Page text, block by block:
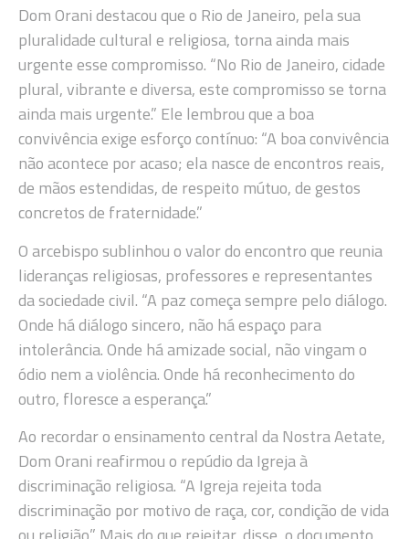
Dom Orani destacou que o Rio de Janeiro, pela sua
pluralidade cultural e religiosa, torna ainda mais
urgente esse compromisso. “No Rio de Janeiro, cidade
plural, vibrante e diversa, este compromisso se torna
ainda mais urgente.” Ele lembrou que a boa
convivência exige esforço contínuo: “A boa convivência
não acontece por acaso; ela nasce de encontros reais,
de mãos estendidas, de respeito mútuo, de gestos
concretos de fraternidade.”
O arcebispo sublinhou o valor do encontro que reunia
lideranças religiosas, professores e representantes
da sociedade civil. “A paz começa sempre pelo diálogo.
Onde há diálogo sincero, não há espaço para
intolerância. Onde há amizade social, não vingam o
ódio nem a violência. Onde há reconhecimento do
outro, floresce a esperança.”
Ao recordar o ensinamento central da Nostra Aetate,
Dom Orani reafirmou o repúdio da Igreja à
discriminação religiosa. “A Igreja rejeita toda
discriminação por motivo de raça, cor, condição de vida